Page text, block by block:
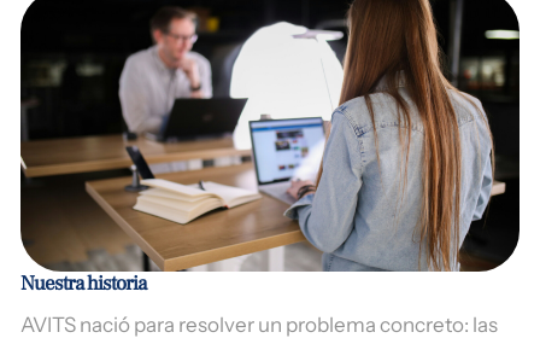
Nuestra historia
AVITS nació para resolver un problema concreto: las